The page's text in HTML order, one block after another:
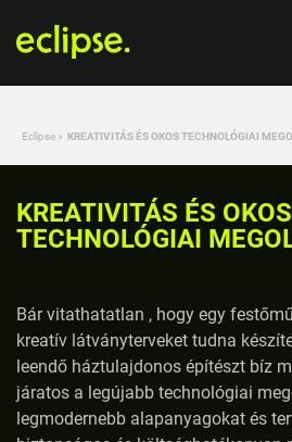
Eclipse » KREATIVITÁS ÉS OKOS TECHNOLÓGIAI
KREATIVITÁS ÉS OKOS
TECHNOLÓGIAI
Bár vitathatatlan , hogy egy
kreatív látványterveket tudna
leendő háztulajdonos építészt bíz
járatos a legújabb technológiai
legmodernebb alapanyagokat és